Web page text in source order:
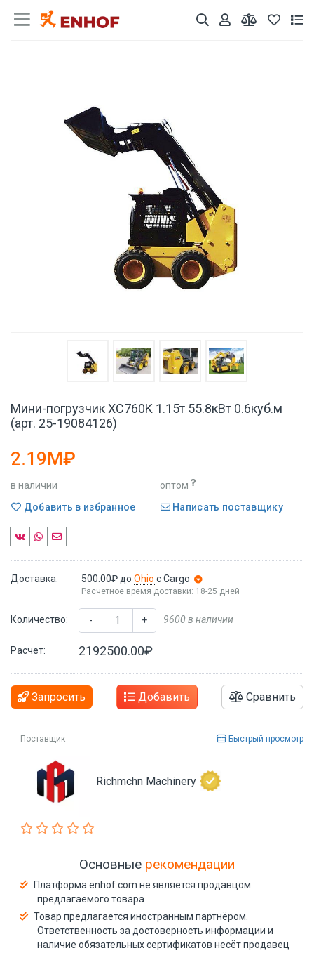
Мини-погрузчик XC760K 1.15т 55.8кВт 0.6куб.м
(арт. 25-19084126)
2.19M₽
в наличии
оптом
Добавить в избранное
Написать поставщику
Доставка: 500.00₽ до Ohio с Cargo
Расчетное время доставки: 18-25 дней
Количество: - + 9600 в наличии
Расчет: 2192500.00₽
Запросить Добавить Сравнить
Поставщик Быстрый просмотр
Richmchn Machinery
Основные рекомендации
Платформа enhof.com не является продавцом
предлагаемого товара
Товар предлагается иностранным партнёром.
Ответственность за достоверность информации и
наличие обязательных сертификатов несёт продавец